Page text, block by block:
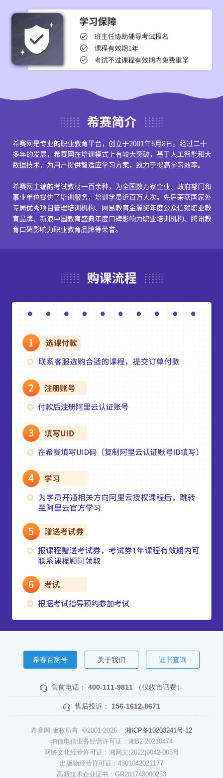
希赛百家号 关于我们 证书查询
售前电话： 400-111-9811 （仅收市话费）
售后投诉： 156-1612-8671
希赛网 版权所有 ©2001-2026 湘ICP备10203241号-12
增值电信业务经营许可证：湘B2-20210474
网络文化经营许可证：湘网文(2022)0042-005号
出版物经营许可证：4301042021177
高新技术企业证书：GR201743000253